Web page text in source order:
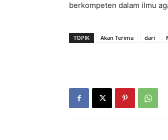
berkompeten dalam ilmu
TOPIK Akan Terima dari